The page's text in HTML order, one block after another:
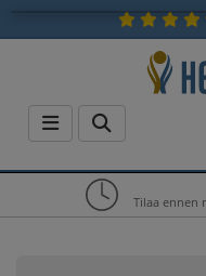
Tilaa ennen